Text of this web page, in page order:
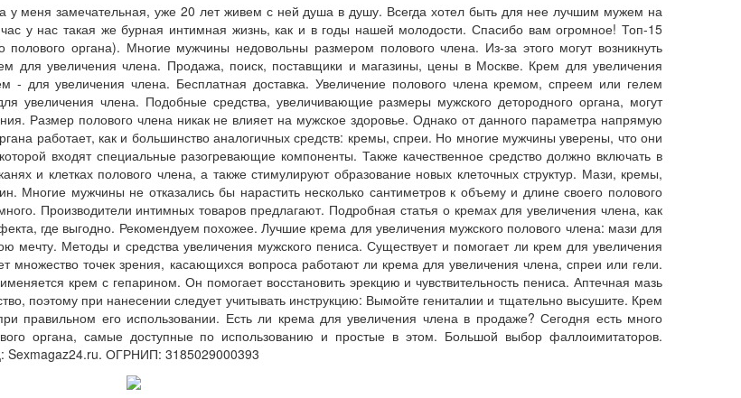
у меня замечательная, уже 20 лет живем с ней душа в душу. Всегда хотел быть для нее лучшим мужем на
у нас такая же бурная интимная жизнь, как и в годы нашей молодости. Спасибо вам огромное! Топ-15
органа). Многие мужчины недовольны размером полового члена. Из-за этого могут возникнуть
для увеличения члена. Продажа, поиск, поставщики и магазины, цены в Москве. Крем для увеличения
для увеличения члена. Бесплатная доставка. Увеличение полового члена кремом, спреем или гелем
увеличения члена. Подобные средства, увеличивающие размеры мужского детородного органа, могут
Размер полового члена никак не влияет на мужское здоровье. Однако от данного параметра напрямую
работает, как и большинство аналогичных средств: кремы, спреи. Но многие мужчины уверены, что они
входят специальные разогревающие компоненты. Также качественное средство должно включать в
и клетках полового члена, а также стимулируют образование новых клеточных структур. Мази, кремы,
Многие мужчины не отказались бы нарастить несколько сантиметров к объему и длине своего полового
Производители интимных товаров предлагают. Подробная статья о кремах для увеличения члена, как
где выгодно. Рекомендуем похожее. Лучшие крема для увеличения мужского полового члена: мази для
мечту. Методы и средства увеличения мужского пениса. Существует и помогает ли крем для увеличения
множество точек зрения, касающихся вопроса работают ли крема для увеличения члена, спреи или гели.
крем с гепарином. Он помогает восстановить эрекцию и чувствительность пениса. Аптечная мазь
поэтому при нанесении следует учитывать инструкцию: Вымойте гениталии и тщательно высушите. Крем
правильном его использовании. Есть ли крема для увеличения члена в продаже? Сегодня есть много
органа, самые доступные по использованию и простые в этом. Большой выбор фаллоимитаторов.
Sexmagaz24.ru. ОГРНИП: 3185029000393